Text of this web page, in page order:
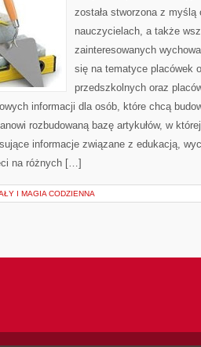
została stworzona z
nauczycielach, a także
zainteresowanych
się na tematyce placówek
przedszkolnych oraz
informacji dla osób, które chcą
rozbudowaną bazę artykułów, w
informacje związane z edukacją,
na różnych […]
I MAGIA CODZIENNA